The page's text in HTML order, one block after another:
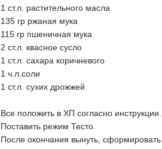
1 ст.л. растительного масла
135 гр ржаная мука
115 гр пшеничная мука
2 ст.л. квасное сусло
1 ст.л. сахара коричневого
1 ч.л.соли
1 ст.л. сухих дрожжей
Все положить в ХП согласно
Поставить режим Тесто.
После окончания вынуть,